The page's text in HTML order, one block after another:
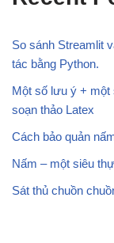
So sánh Streamlit
tác bằng Python.
Một số lưu ý + một
soạn thảo Latex
Cách bảo quản
Nấm – một siêu
Sát thủ chuồn